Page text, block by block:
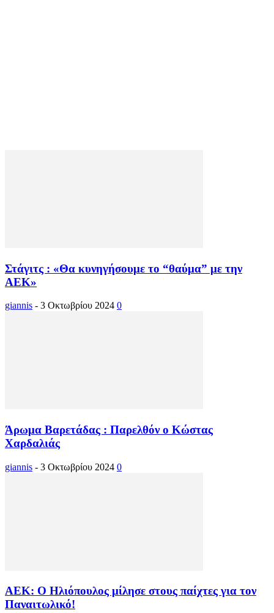
Στάγιτς : «Θα κυνηγήσουμε το “θαύμα” με την
ΑΕΚ»
giannis - 3 Οκτωβρίου 2024 0
Άρωμα Βαρετάδας : Παρελθόν ο Κώστας
Χαρδαλιάς
giannis - 3 Οκτωβρίου 2024 0
ΑΕΚ: Ο Ηλιόπουλος μίλησε στους παίχτες για τον
Παναιτωλικό!